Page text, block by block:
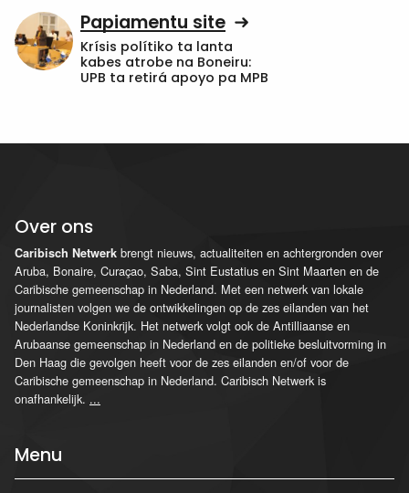
Papiamentu site
Krísis polítiko ta lanta
kabes atrobe na Boneiru:
UPB ta retirá apoyo pa MPB
Over ons
Caribisch Netwerk brengt nieuws, actualiteiten en achtergronden over
Aruba, Bonaire, Curaçao, Saba, Sint Eustatius en Sint Maarten en de
Caribische gemeenschap in Nederland. Met een netwerk van lokale
journalisten volgen we de ontwikkelingen op de zes eilanden van het
Nederlandse Koninkrijk. Het netwerk volgt ook de Antilliaanse en
Arubaanse gemeenschap in Nederland en de politieke besluitvorming in
Den Haag die gevolgen heeft voor de zes eilanden en/of voor de
Caribische gemeenschap in Nederland. Caribisch Netwerk is
onafhankelijk. ...
Menu